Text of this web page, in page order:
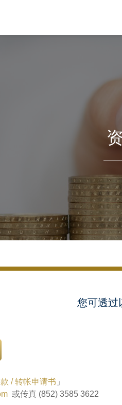
您可透过
/ 转帐申请书 」
或传真 (852) 3585 3622